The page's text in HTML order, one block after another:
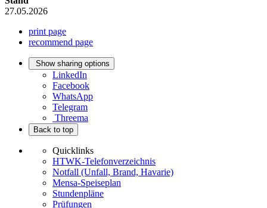
27.05.2026
print page
recommend page
Show sharing options
LinkedIn
Facebook
WhatsApp
Telegram
Threema
Back to top
Quicklinks
HTWK-Telefonverzeichnis
Notfall (Unfall, Brand, Havarie)
Mensa-Speiseplan
Stundenpläne
Prüfungen